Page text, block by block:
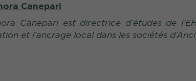
Canepari
Canepari est directrice d’études de
et l’ancrage local dans les sociétés